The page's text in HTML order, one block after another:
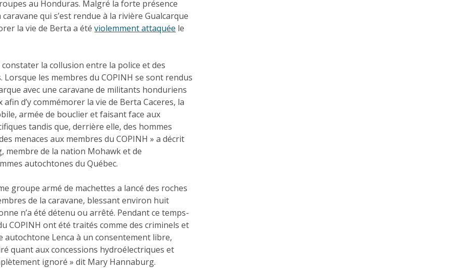
au Honduras. Malgré la forte présence
qui s’est rendue à la rivière Gualcarque
la vie de Berta a étéviolemment attaquée le
la collusion entre la police et des
Lorsque les membres du COPINH se sont rendus
avec une caravane de militants honduriens
d’y commémorer la vie de Berta Caceres, la
armée de bouclier et faisant face aux
tandis que, derrière elle, des hommes
menaces aux membres du COPINH » a décrit
membre de la nation Mohawk et de
autochtones du Québec.
groupe armé de machettes a lancé des roches
de la caravane, blessant environ huit
n’a été détenu ou arrêté. Pendant ce temps-
COPINH ont été traités comme des criminels et
autochtone Lenca à un consentement libre,
quant aux concessions hydroélectriques et
ignoré » dit Mary Hannaburg.